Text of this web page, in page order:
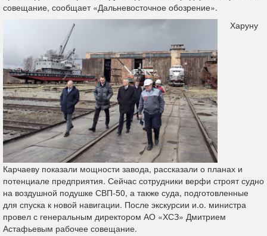
совещание, сообщает «Дальневосточное обозрение».
Харуну
Карчаеву показали мощности завода, рассказали о планах и
потенциале предприятия. Сейчас сотрудники верфи строят судно
на воздушной подушке СВП-50, а также суда, подготовленные
для спуска к новой навигации. После экскурсии и.о. министра
провел с генеральным директором АО «ХСЗ» Дмитрием
Астафьевым рабочее совещание.